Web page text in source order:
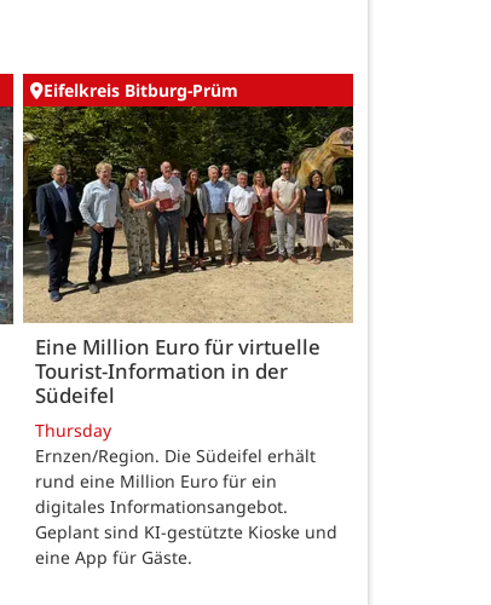
Eifelkreis Bitburg-Prüm
Eine Million Euro für virtuelle
Tourist-Information in der
Südeifel
Thursday
Ernzen/Region. Die Südeifel erhält
rund eine Million Euro für ein
digitales Informationsangebot.
Geplant sind KI-gestützte Kioske und
eine App für Gäste.